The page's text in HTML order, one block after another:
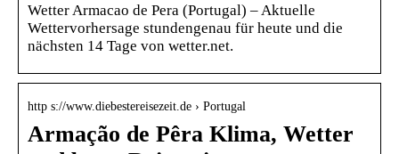
Wetter Armacao de Pera (Portugal) – Aktuelle
Wettervorhersage stundengenau für heute und die
nächsten 14 Tage von wetter.net.
http s://www.diebestereisezeit.de › Portugal
Armação de Pêra Klima, Wetter